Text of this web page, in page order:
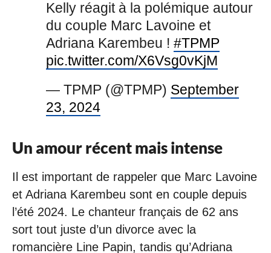
Kelly réagit à la polémique autour
du couple Marc Lavoine et
Adriana Karembeu !#TPMP
pic.twitter.com/X6Vsg0vKjM
— TPMP (@TPMP) September
23, 2024
Un amour récent mais intense
Il est important de rappeler que Marc Lavoine
et Adriana Karembeu sont en couple depuis
l’été 2024. Le chanteur français de 62 ans
sort tout juste d’un divorce avec la
romancière Line Papin, tandis qu’Adriana